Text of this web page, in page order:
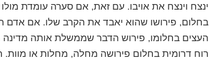
ינצח וינצח את אויבו. עם זאת, אם סערה עומדת
בחלום, פירושו שהוא יאבד את הקרב שלו. אם אדם
העצים בחלומו, פירוש הדבר שממשלת אותה
רוח דרומית בחלום פירושה מחלה, מחלות או